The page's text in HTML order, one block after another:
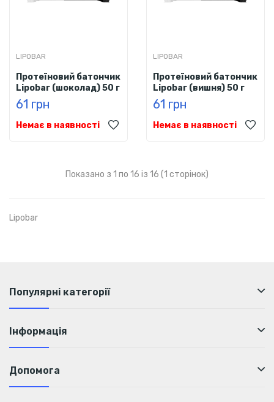
LIPOBAR
Протеїновий батончик
Lipobar (шоколад) 50 г
61 грн
Немає в наявності
LIPOBAR
Протеїновий батончик
Lipobar (вишня) 50 г
61 грн
Немає в наявності
Показано з 1 по 16 із 16 (1 сторінок)
Lipobar
Популярні категорії
Інформація
Допомога